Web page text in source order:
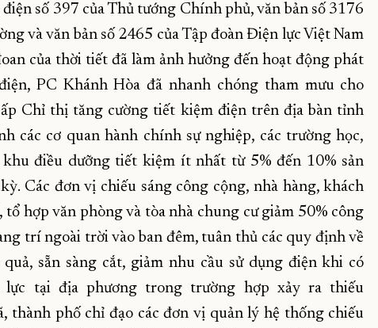
số 397 của Thủ tướng Chính phủ, văn bản số 3176
và văn bản số 2465 của Tập đoàn Điện lực Việt Nam
của thời tiết đã làm ảnh hưởng đến hoạt động phát
PC Khánh Hòa đã nhanh chóng tham mưu cho
Chỉ thị tăng cường tiết kiệm điện trên địa bàn tỉnh
các cơ quan hành chính sự nghiệp, các trường học,
khu điều dưỡng tiết kiệm ít nhất từ 5% đến 10% sản
Các đơn vị chiếu sáng công cộng, nhà hàng, khách
tổ hợp văn phòng và tòa nhà chung cư giảm 50% công
trí ngoài trời vào ban đêm, tuân thủ các quy định về
sẵn sàng cắt, giảm nhu cầu sử dụng điện khi có
lực tại địa phương trong trường hợp xảy ra thiếu
thành phố chỉ đạo các đơn vị quản lý hệ thống chiếu